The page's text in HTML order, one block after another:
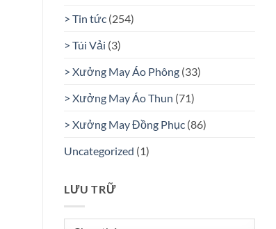
> Tin tức (254)
> Túi Vải (3)
> Xưởng May Áo Phông (33)
> Xưởng May Áo Thun (71)
> Xưởng May Đồng Phục (86)
Uncategorized (1)
LƯU TRỮ
Lưu